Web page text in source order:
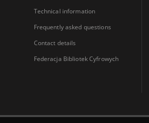
Technical information
Frequently asked questions
Contact details
Federacja Bibliotek Cyfrowych